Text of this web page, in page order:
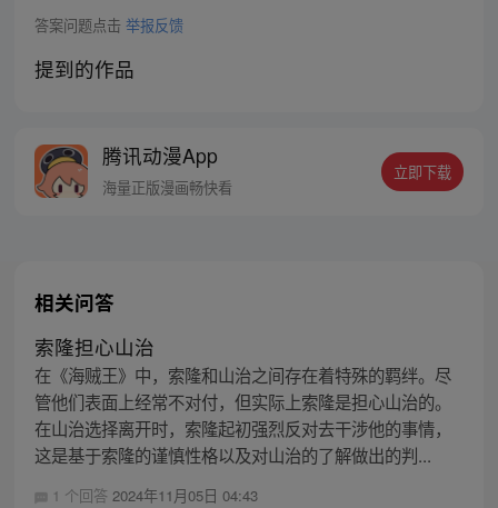
答案问题点击 举报反馈
提到的作品
腾讯动漫App
海量正版漫画畅快看
立即下载
相关问答
索隆担心山治
在《海贼王》中，索隆和山治之间存在着特殊的羁绊。尽
管他们表面上经常不对付，但实际上索隆是担心山治的。
在山治选择离开时，索隆起初强烈反对去干涉他的事情，
这是基于索隆的谨慎性格以及对山治的了解做出的判...
1 个回答 2024年11月05日 04:43